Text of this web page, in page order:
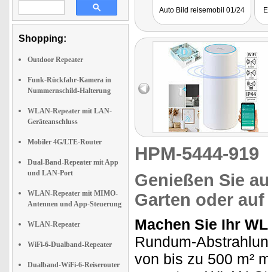
Shopping:
Outdoor Repeater
Funk-Rückfahr-Kamera in
Nummernschild-Halterung
WLAN-Repeater mit LAN-
Geräteanschluss
Mobiler 4G/LTE-Router
Dual-Band-Repeater mit App
und LAN-Port
WLAN-Repeater mit MIMO-
Antennen und App-Steuerung
WLAN-Repeater
WiFi-6-Dualband-Repeater
Dualband-WiFi-6-Reiserouter
Auto Bild reisemobil 01/24
HPM-5444-
Genießen Sie
Garten oder
Machen Sie Ihr
Rundum-
von bis zu 500 m²